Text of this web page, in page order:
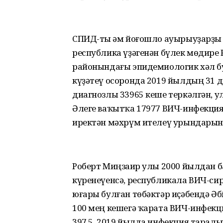
СПИД-ты һәм йоғошло
республика үҙәгенән бүлек
районындағы эпидемиологик хәл
күҙәтеү осоронда 2019 йылдың 31
диагнозлы 33965 кеше теркәлгән,
Әлеге ваҡытҡа 17977 ВИЧ-
иректән мәхрүм ителеү
Роберт Миңзаһир улы 2000 йылдан
күренеүенсә, республикала ВИЧ-
юғары булған төбәктәр иҫәбендә
100 мең кешегә ҡарата ВИЧ-